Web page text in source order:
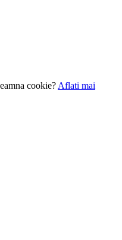
cookie? Aflati mai